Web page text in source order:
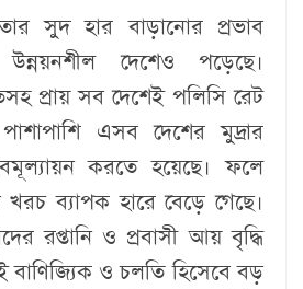
সুদ হার বাড়ানোর প্রভাব
দেশেও পড়েছে।
প্রায় সব দেশেই পলিসি রেট
এসব দেশের মুদ্রার
করতে হয়েছে। ফলে
ব্যাপক হারে বেড়ে গেছে।
রপ্তানি ও প্রবাসী আয় বৃদ্ধি
বাণিজ্যিক ও চলতি হিসেবে বড়